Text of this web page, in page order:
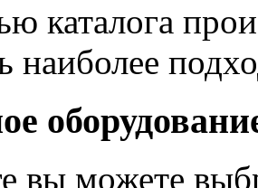
каталога
наиболее
вы можете